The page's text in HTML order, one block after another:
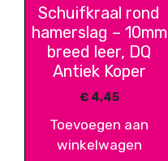
Schuifkraal rond
hamerslag – 10mm
breed leer, DQ
Antiek Koper
€4,45
Toevoegen aan
winkelwagen